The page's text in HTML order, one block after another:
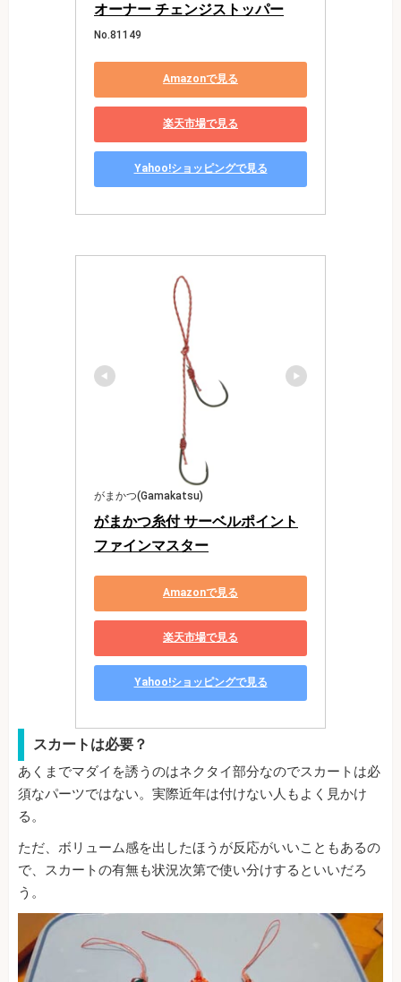
オーナー チェンジストッパー
No.81149
Amazonで見る
楽天市場で見る
Yahoo!ショッピングで見る
がまかつ(Gamakatsu)
がまかつ糸付 サーベルポイント
ファインマスター
Amazonで見る
楽天市場で見る
Yahoo!ショッピングで見る
スカートは必要？
あくまでマダイを誘うのはネクタイ部分なのでスカートは必
須なパーツではない。実際近年は付けない人もよく見かけ
る。
ただ、ボリューム感を出したほうが反応がいいこともあるの
で、スカートの有無も状況次第で使い分けするといいだろ
う。